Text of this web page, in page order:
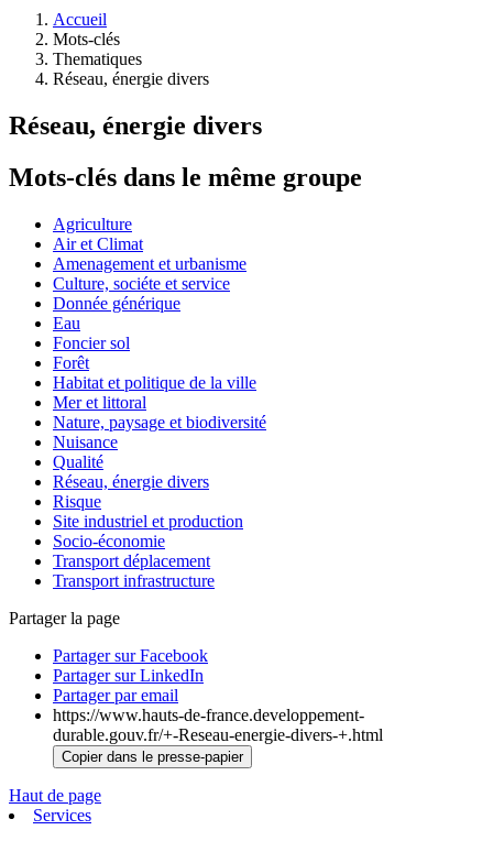
Accueil
Mots-clés
Thematiques
Réseau, énergie divers
Réseau, énergie divers
Mots-clés dans le même groupe
Agriculture
Air et Climat
Amenagement et urbanisme
Culture, sociéte et service
Donnée générique
Eau
Foncier sol
Forêt
Habitat et politique de la ville
Mer et littoral
Nature, paysage et biodiversité
Nuisance
Qualité
Réseau, énergie divers
Risque
Site industriel et production
Socio-économie
Transport déplacement
Transport infrastructure
Partager la page
Partager sur Facebook
Partager sur LinkedIn
Partager par email
https://www.hauts-de-france.developpement-
durable.gouv.fr/+-Reseau-energie-divers-+.html
Copier dans le presse-papier
Haut de page
Services